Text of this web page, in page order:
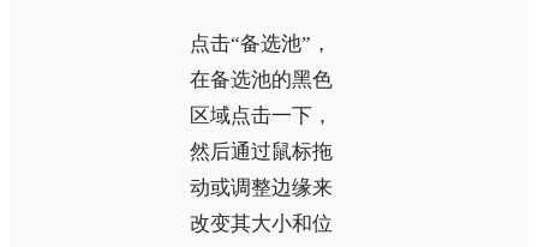
点击“备选池”，
在备选池的黑色
区域点击一下，
然后通过鼠标拖
动或调整边缘来
改变其大小和位